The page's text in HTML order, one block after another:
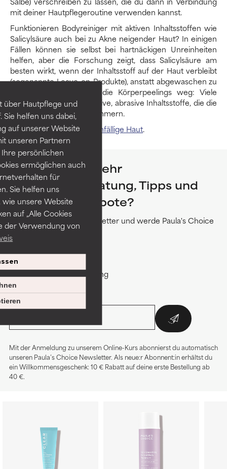
über Hautpflege und
helfen uns dabei,
auf unserer Website
unseren Partnern
persönlichen
ermöglichen auch
für
Sie helfen uns
unsere Website
auf „Alle Cookies
der Verwendung von
mit deiner Hautpflegeroutine verwenden kannst.
Funktionieren Bodyreiniger mit aktiven Inhaltsstoffen wie
Salicylsäure auch bei zu Akne neigender Haut? In einigen
Fällen können sie selbst bei hartnäckigen Unreinheiten
helfen, aber die Forschung zeigt, dass Salicylsäure am
besten wirkt, wenn der Inhaltsstoff auf der Haut verbleibt
(sogenannte Leave-on-Produkte), anstatt abgewaschen zu
werden. Und bitte lass die Körperpeelings weg: Viele
Scrubs enthalten aggressive, abrasive Inhaltsstoffe, die die
Bacne nur noch verschlimmern.
Erfahre mehr über akneanfällige Haut.
Möchtest du mehr
Hautpflegeberatung, Tipps und
exklusive Angebote?
Abonniere unseren Newsletter und werde Paula's Choice
Mitglied. Deine Vorteile:
+ Willkommensgeschenk
+ Exklusive Deals
+ Hautpflegeberatung
+ Geburtstagsüberraschung
E-Mail-Adresse*:
Mit der Anmeldung zu unserem Online-Kurs abonnierst du automatisch
unseren Paula’s Choice Newsletter. Als neue:r Abonnent:in erhältst du
ein Willkommensgeschenk: 10 € Rabatt auf deine erste Bestellung ab
40 €.